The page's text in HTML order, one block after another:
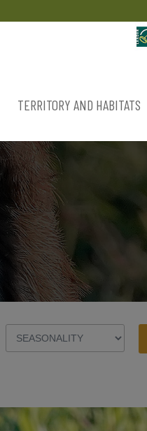
TERRITORY AND HABITATS